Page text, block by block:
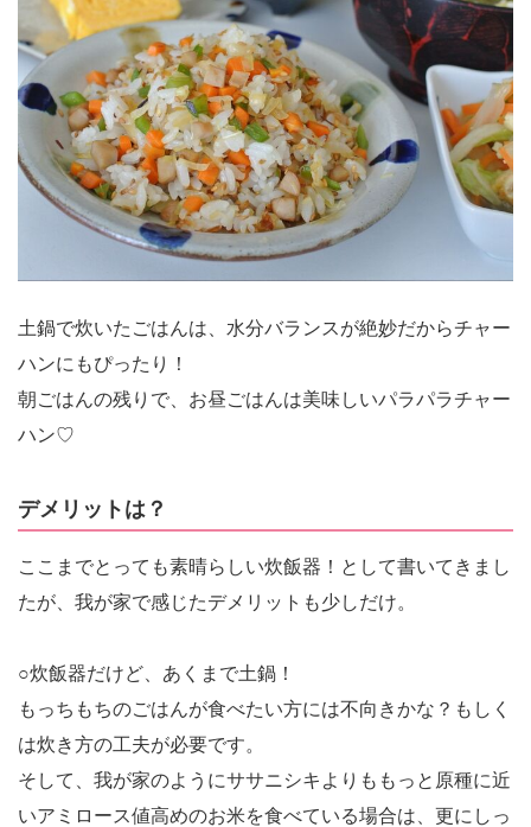
土鍋で炊いたごはんは、水分バランスが絶妙だからチャー
ハンにもぴったり！
朝ごはんの残りで、お昼ごはんは美味しいパラパラチャー
ハン♡
デメリットは？
ここまでとっても素晴らしい炊飯器！として書いてきまし
たが、我が家で感じたデメリットも少しだけ。
○炊飯器だけど、あくまで土鍋！
もっちもちのごはんが食べたい方には不向きかな？もしく
は炊き方の工夫が必要です。
そして、我が家のようにササニシキよりももっと原種に近
いアミロース値高めのお米を食べている場合は、更にしっ